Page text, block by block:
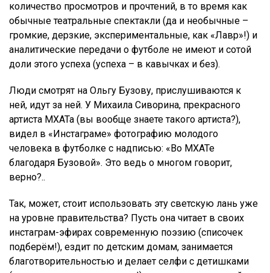
количество просмотров и прочтений, в то время как
обычные театральные спектакли (да и необычные –
громкие, дерзкие, экспериментальные, как «Лавр»!) и
аналитические передачи о футболе не имеют и сотой
доли этого успеха (успеха – в кавычках и без).
Люди смотрят на Ольгу Бузову, прислушиваются к
ней, идут за ней. У Михаила Сиворина, прекрасного
артиста МХАТа (вы вообще знаете такого артиста?),
видел в «Инстаграме» фотографию молодого
человека в футболке с надписью: «Во МХАТе
благодаря Бузовой». Это ведь о многом говорит,
верно?..
Так, может, стоит использовать эту светскую лань уже
на уровне правительства? Пусть она читает в своих
инстаграм-эфирах современную поэзию (списочек
подберём!), ездит по детским домам, занимается
благотворительностью и делает селфи с детишками